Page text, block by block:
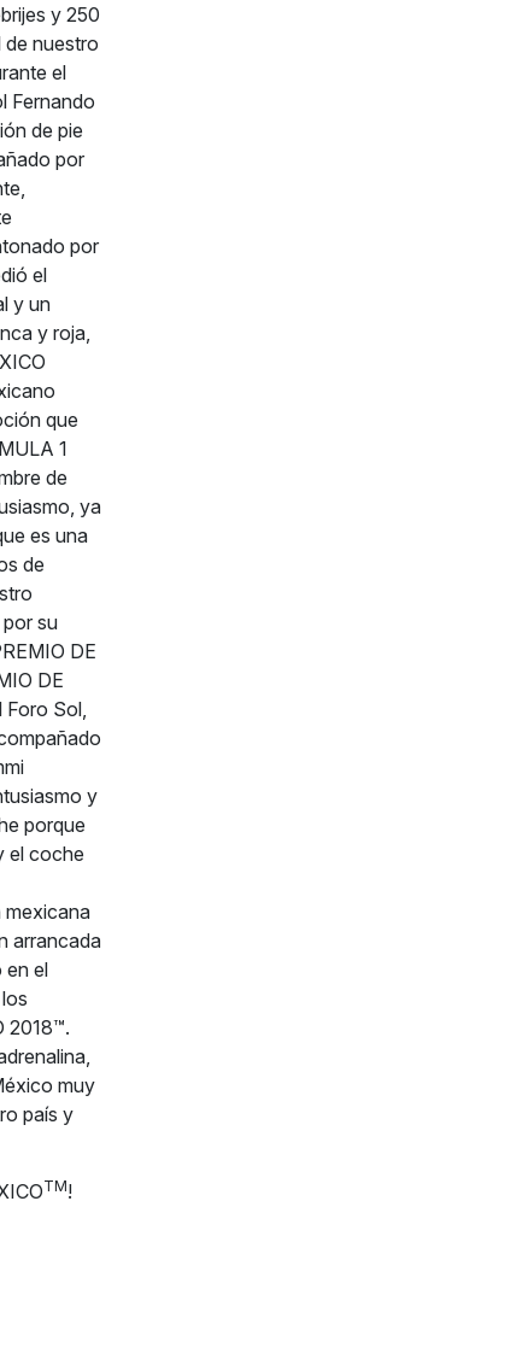
y 250
nuestro
el
Fernando
de pie
por
por
el
y un
y roja,
que
1
de
ya
es una
de
su
DE
DE
Foro Sol,
y
porque
el coche
mexicana
arrancada
en el
2018™.
muy
país y
TM!